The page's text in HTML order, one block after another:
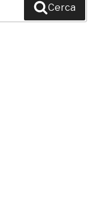
Cerca